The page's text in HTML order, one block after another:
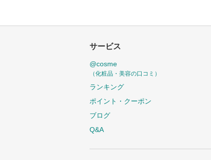
サービス
@cosme
（化粧品・美容の口コミ）
ランキング
ポイント・クーポン
ブログ
Q&A